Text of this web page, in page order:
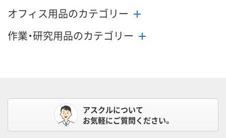
オフィス用品のカテゴリー
作業・研究用品のカテゴリー
アスクルについて
お気軽にご質問ください。